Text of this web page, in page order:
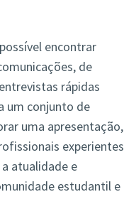
encontrar
de
rápidas
um conjunto de
uma apresentação,
experientes
atualidade e
estudantil e